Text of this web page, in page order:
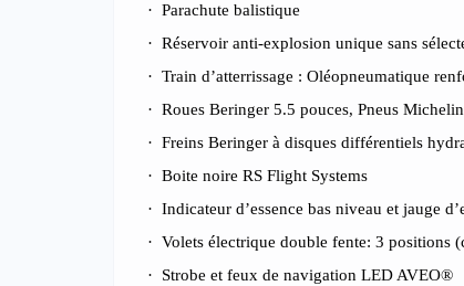
· Parachute balistique
· Réservoir anti-explosion unique sans
· Train d’atterrissage : Oléopneumatique
· Roues Beringer 5.5 pouces, Pneus
· Freins Beringer à disques différentiels
· Boite noire RS Flight Systems
· Indicateur d’essence bas niveau et jauge
· Volets électrique double fente: 3 positions
· Strobe et feux de navigation LED AVEO®